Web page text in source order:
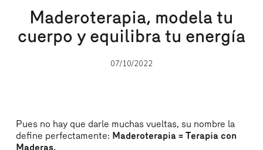
Maderoterapia, modela tu
cuerpo y equilibra tu energía
07/10/2022
Pues no hay que darle muchas vueltas, su nombre la
define perfectamente: Maderoterapia = Terapia con
Maderas.